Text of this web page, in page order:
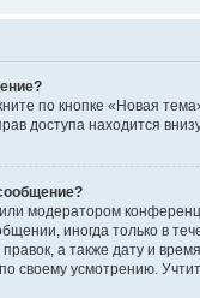
по кнопке «Новая
доступа находится
модератором
иногда только в
а также дату и
своему усмотрению.